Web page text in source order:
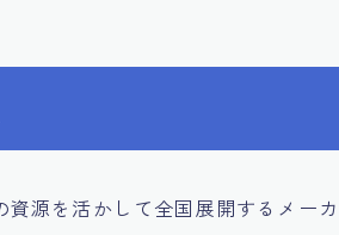
源を活かして全国展開するメー